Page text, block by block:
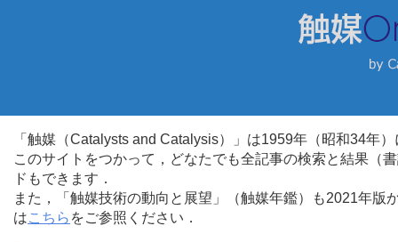
「触媒（Catalysts and Catalysis）」は1959年（昭和34年
このサイトをつかって，どなたでも全記事の検索と結果（
ドもできます．
また，「触媒技術の動向と展望」（触媒年鑑）も2021年
はこちら をご参照ください．